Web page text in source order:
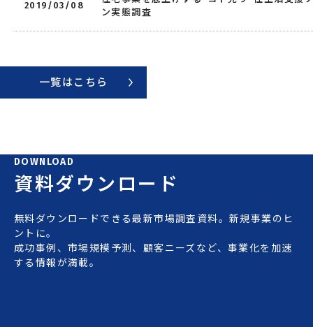
2019/03/08
ン実態調査
一覧はこちら
DOWNLOAD
資料ダウンロード
無料ダウンロードできる最新市場調査資料。新規事業のヒ
ントに。
成功事例、市場規模予測、顧客ニーズなど、事業化を加速
する情報が満載。